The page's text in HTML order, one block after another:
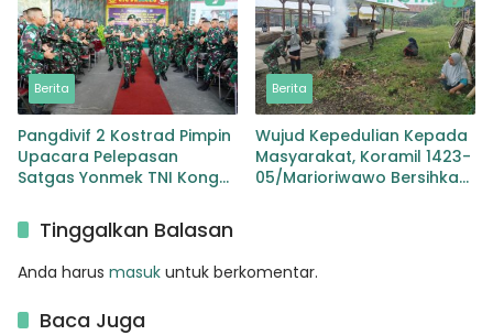
Berita
Pangdivif 2 Kostrad Pimpin
Upacara Pelepasan
Satgas Yonmek TNI Konga
Yonif 413/Bremoro/6/2
Kostrad
Berita
Wujud Kepedulian Kepada
Masyarakat, Koramil 1423-
05/Marioriwawo Bersihkan
Tinggalkan Balasan
Anda harus masuk untuk berkomentar.
Baca Juga